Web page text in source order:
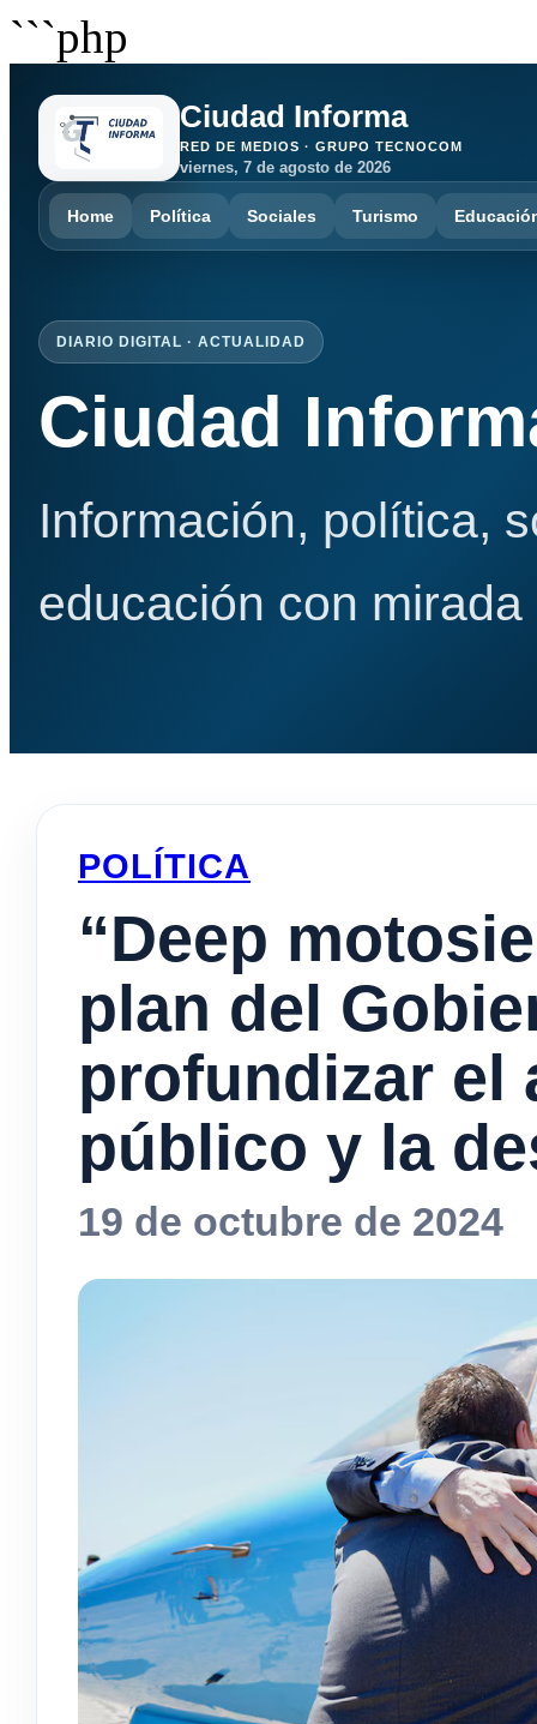
```php
Ciudad Informa
RED DE MEDIOS · GRUPO TECNOCOM
viernes, 7 de agosto de 2026
Home Política Sociales Turismo
DIARIO DIGITAL · ACTUALIDAD
Ciudad
Información, política,
educación con
POLÍTICA
“Deep
plan del
profundizar el
público y la
19 de octubre de 2024